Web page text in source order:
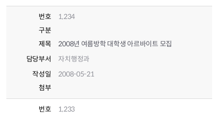
번호
1,234
구분
제목
2008년 여름방학 대학생 아르바이트 모집
담당부서
자치행정과
작성일
2008-05-21
첨부
번호
1,233